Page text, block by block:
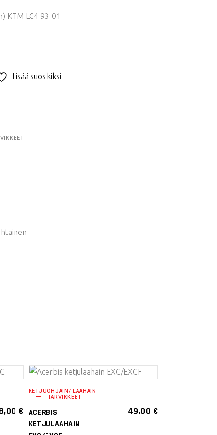
€.
KTM LC4 93-01
Lisää suosikiksi
€NYKYINEN
HINTA
ON:
VALITSE
VAIHTOEHDOISTA
KETJUOHJAIN/-LAAHAIN
TARVIKKEET
ACERBIS
KETJULAAHAIN
49,00 €